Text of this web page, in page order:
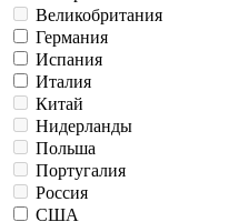
Великобритания
Германия
Испания
Италия
Китай
Нидерланды
Польша
Португалия
Россия
США